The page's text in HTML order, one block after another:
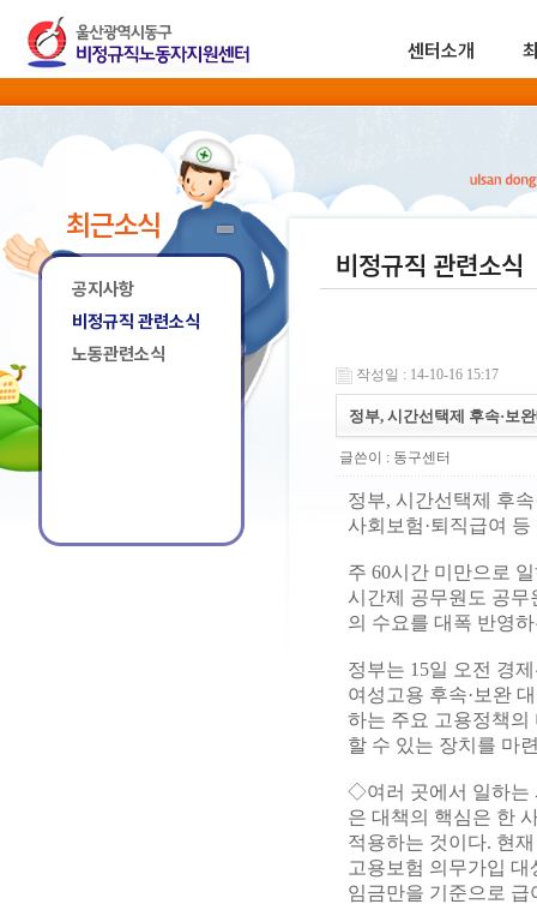
센터소개
최근소식
공지사항
비정규직 관련소식
노동관련소식
비정규직 관련소식
작성일 : 14-10-16 15:17
정부, 시간선택제 후속·보
글쓴이 : 동구센터
정부, 시간선택제 후
사회보험·퇴직급여
주 60시간 미만으로
시간제 공무원도 공무
의 수요를 대폭 반영
정부는 15일 오전 경
여성고용 후속·보완
하는 주요 고용정책의
할 수 있는 장치를 마
◇여러 곳에서 일하는
은 대책의 핵심은 한
적용하는 것이다. 현
고용보험 의무가입
임금만을 기준으로